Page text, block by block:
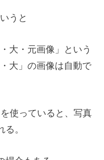
うと
大・元画像」という
大」の画像は自動で
使っていると、写真
。